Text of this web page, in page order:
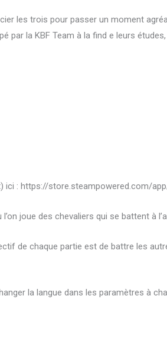
les trois pour passer un moment
par la KBF Team à la find e leurs
: https://store.steampowered.com/
joue des chevaliers qui se battent à
de chaque partie est de battre les
la langue dans les paramètres à